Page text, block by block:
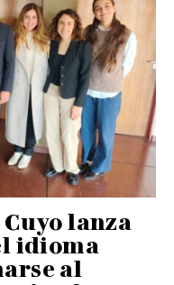
lanza
idioma
al